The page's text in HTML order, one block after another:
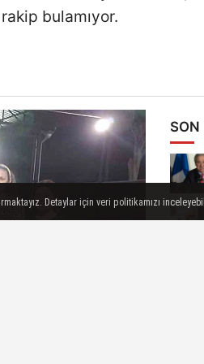
bulamıyor.
SON
Detaylar için veri politikamızı